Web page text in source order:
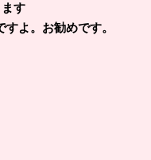
す
よ。お勧めです。